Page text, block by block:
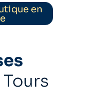
en
Tours